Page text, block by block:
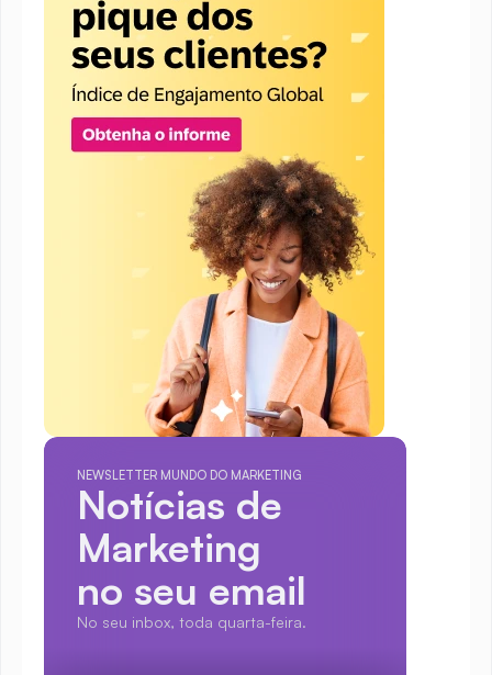
NEWSLETTER MUNDO DO MARKETING
Notícias de
Marketing
no seu email
No seu inbox, toda quarta-feira.